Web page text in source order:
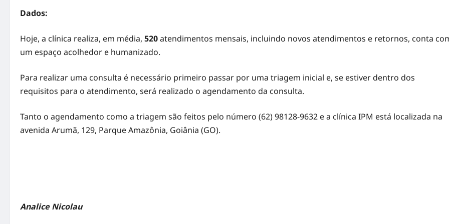
Dados:
Hoje, a clínica realiza, em média, 520atendimentos mensais, incluindo novos atendimentos e retornos, conta
um espaço acolhedor e humanizado.
Para realizar uma consulta é necessário primeiro passar por uma triagem inicial e, se estiver dentro dos
requisitos para o atendimento, será realizado o agendamento da consulta.
Tanto o agendamento como a triagem são feitos pelo número (62) 98128-9632 e a clínica IPM está localizada na
avenida Arumã, 129, Parque Amazônia, Goiânia (GO).
Analice Nicolau